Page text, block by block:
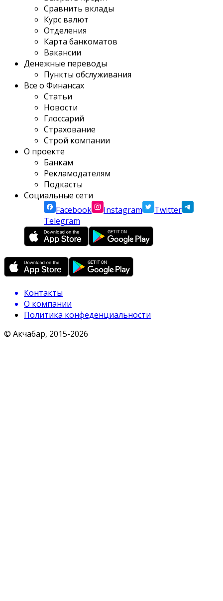
Сравнить вклады
Курс валют
Отделения
Карта банкоматов
Вакансии
Денежные переводы
Пункты обслуживания
Все о Финансах
Статьи
Новости
Глоссарий
Страхование
Строй компании
О проекте
Банкам
Рекламодателям
Подкасты
Социальные сети
Facebook
Instagram
Twitter
Telegram
Контакты
О компании
Политика конфеденциальности
© Акчабар, 2015-2026